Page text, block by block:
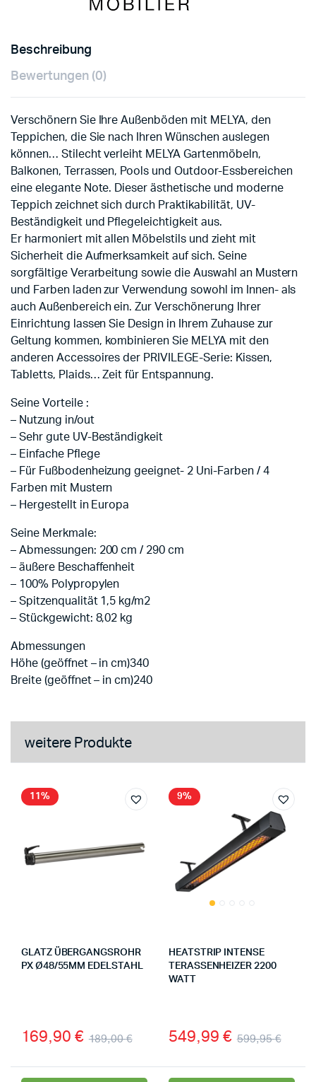
Beschreibung
Bewertungen (0)
Verschönern Sie Ihre Außenböden mit MELYA, den
Teppichen, die Sie nach Ihren Wünschen auslegen
können… Stilecht verleiht MELYA Gartenmöbeln,
Balkonen, Terrassen, Pools und Outdoor-Essbereichen
eine elegante Note. Dieser ästhetische und moderne
Teppich zeichnet sich durch Praktikabilität, UV-
Beständigkeit und Pflegeleichtigkeit aus.
Er harmoniert mit allen Möbelstils und zieht mit
Sicherheit die Aufmerksamkeit auf sich. Seine
sorgfältige Verarbeitung sowie die Auswahl an Mustern
und Farben laden zur Verwendung sowohl im Innen- als
auch Außenbereich ein. Zur Verschönerung Ihrer
Einrichtung lassen Sie Design in Ihrem Zuhause zur
Geltung kommen, kombinieren Sie MELYA mit den
anderen Accessoires der PRIVILEGE-Serie: Kissen,
Tabletts, Plaids… Zeit für Entspannung.
Seine Vorteile :
– Nutzung in/out
– Sehr gute UV-Beständigkeit
– Einfache Pflege
– Für Fußbodenheizung geeignet- 2 Uni-Farben / 4
Farben mit Mustern
– Hergestellt in Europa
Seine Merkmale:
– Abmessungen: 200 cm / 290 cm
– äußere Beschaffenheit
– 100% Polypropylen
– Spitzenqualität 1,5 kg/m2
– Stückgewicht: 8,02 kg
Abmessungen
Höhe (geöffnet – in cm)340
Breite (geöffnet – in cm)240
weitere Produkte
11%
GLATZ ÜBERGANGSROHR
PX Ø48/55MM EDELSTAHL
189,00€
169,90 €
9%
HEATSTRIP INTENSE
TERASSENHEIZER 2200
WATT
599,95€
549,99 €